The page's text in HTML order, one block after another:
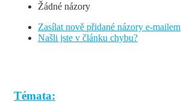
Žádné názory
Zasílat nově přidané názory e-mailem
Našli jste v článku chybu?
Témata: